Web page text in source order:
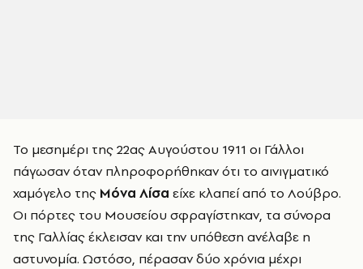
Το μεσημέρι της 22ας Αυγούστου 1911 οι Γάλλοι
πάγωσαν όταν πληροφορήθηκαν ότι το αινιγματικό
χαμόγελο της Μόνα Λίσα είχε κλαπεί από το Λούβρο.
Οι πόρτες του Μουσείου σφραγίστηκαν, τα σύνορα
της Γαλλίας έκλεισαν και την υπόθεση ανέλαβε η
αστυνομία. Ωστόσο, πέρασαν δύο χρόνια μέχρι